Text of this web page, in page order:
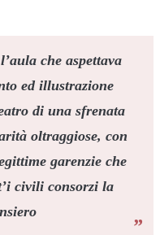
che aspettava
ed illustrazione
di una sfrenata
oltraggiose, con
garenzie che
civili consorzi la